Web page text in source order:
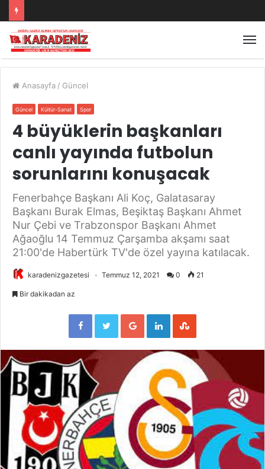
Anasayfa / Güncel
Güncel Kültür-Sanat Spor
4 büyüklerin başkanları
canlı yayında futbolun
sorunlarını konuşacak
Fenerbahçe Başkanı Ali Koç, Galatasaray
Başkanı Burak Elmas, Beşiktaş Başkanı Ahmet
Nur Çebi ve Trabzonspor Başkanı Ahmet
Ağaoğlu 14 Temmuz Çarşamba akşamı saat
21:00'de Habertürk TV'de özel yayına katılacak.
karadenizgazetesi Temmuz 12, 2021 0 21
Bir dakikadan az
FacebookTwitterGoogle+LinkedInStumbleUpon